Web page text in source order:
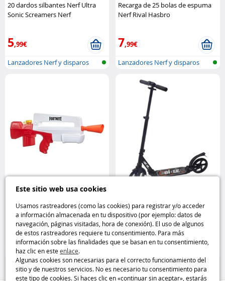
Este sitio web usa cookies
Usamos rastreadores (como las cookies) para registrar y/o acceder
a información almacenada en tu dispositivo (por ejemplo: datos de
navegación, páginas visitadas, hora de conexión). El uso de algunos
de estos rastreadores requiere tu consentimiento. Para más
información sobre las finalidades que se basan en tu consentimiento,
haz clic en esteenlace.
Algunas cookies son necesarias para el correcto funcionamiento del
sitio y de nuestros servicios. No es necesario tu consentimiento para
este tipo de cookies. Si haces clic en «continuar sin aceptar», estarás
20 dardos silbantes Nerf Ultra
Sonic Screamers Nerf
5,99€
Lanzadores Nerf y disparos
Recarga de 25 bolas de espuma
Nerf Rival Hasbro
7,99€
Lanzadores Nerf y disparos
Supersoacker Fortnite Burst AR
Hasbro
12,95€
Lanzadores Nerf y disparos
con rueda grande, caballete y
suspensión Bibee
59,95€